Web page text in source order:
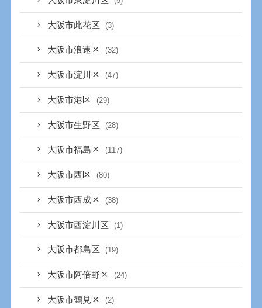
大阪市此花区 (3)
大阪市浪速区 (32)
大阪市淀川区 (47)
大阪市港区 (29)
大阪市生野区 (28)
大阪市福島区 (117)
大阪市西区 (80)
大阪市西成区 (38)
大阪市西淀川区 (1)
大阪市都島区 (19)
大阪市阿倍野区 (24)
大阪市鶴見区 (2)